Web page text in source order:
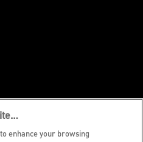
enhance your browsing